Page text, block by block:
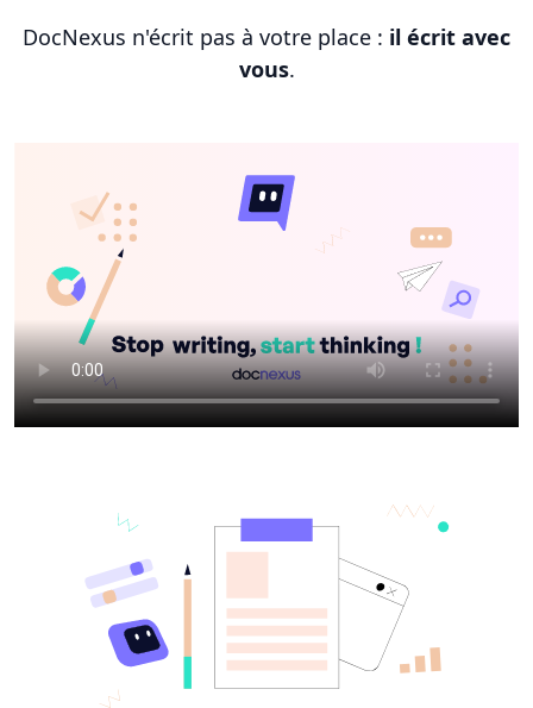
DocNexus n'écrit pas à votre place : il écrit avec
vous.